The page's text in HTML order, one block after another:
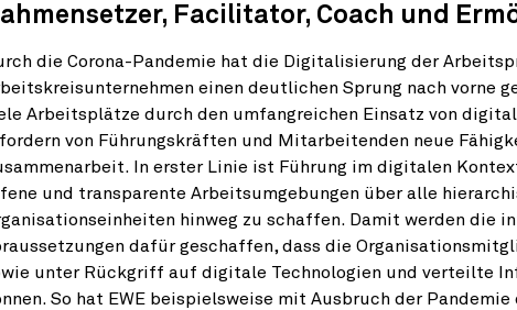
Facilitator, Coach und
die Corona-Pandemie hat die Digitalisierung der
einen deutlichen Sprung nach vorne
Arbeitsplätze durch den umfangreichen Einsatz von
von Führungskräften und Mitarbeitenden neue
In erster Linie ist Führung im digitalen
und transparente Arbeitsumgebungen über alle
hinweg zu schaffen. Damit werden die
dafür geschaffen, dass die
unter Rückgriff auf digitale Technologien und verteilte
So hat EWE beispielsweise mit Ausbruch der